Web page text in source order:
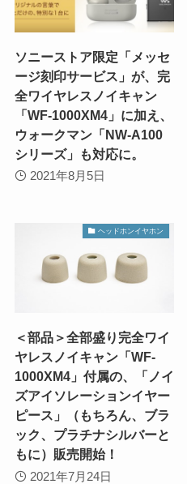
ソニーストア限定「メッセ
ージ刻印サービス」が、完
全ワイヤレスノイキャン
「WF-1000XM4」に加え、
ウォークマン「NW-A100
シリーズ」も対応に。
2021年8月5日
ヘッドホンイヤホン
＜部品＞全部盛り完全ワイ
ヤレスノイキャン「WF-
1000XM4」付属の、「ノイ
ズアイソレーションイヤー
ピース」（もちろん、ブラ
ック、プラチナシルバーと
もに）販売開始！
2021年7月24日